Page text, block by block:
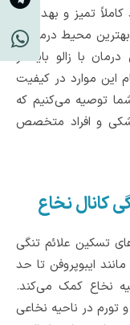
تمیز و بهداشتی
محیط درمان با
با زالو باید از
این موارد در کیفیت
شما توصیه می‌کنیم که
و افراد متخصص
کانال نخاع
تسکین علائم تنگی
ایبوپروفن تا حد
نخاع کمک می‌کند‌.
تورم در ناحیه نخاعی